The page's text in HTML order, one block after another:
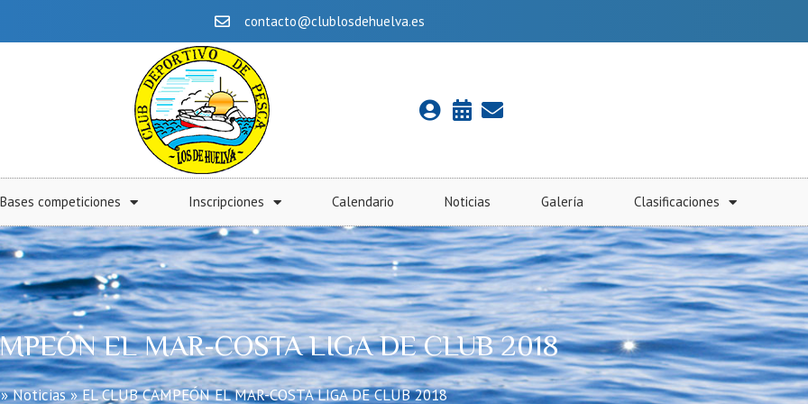
contacto@clublosdehuelva.es
Bases competiciones Inscripciones Calendario Noticias Galería Clasificaciones
EL MAR-COSTA LIGA DE CLUB 2018
Noticias»EL CLUB CAMPEÓN EL MAR-COSTA LIGA DE CLUB 2018